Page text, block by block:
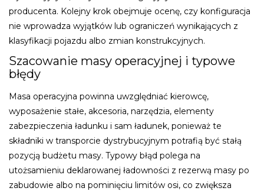
producenta. Kolejny krok obejmuje ocenę, czy konfiguracja
nie wprowadza wyjątków lub ograniczeń wynikających z
klasyfikacji pojazdu albo zmian konstrukcyjnych.
Szacowanie masy operacyjnej i typowe
błędy
Masa operacyjna powinna uwzględniać kierowcę,
wyposażenie stałe, akcesoria, narzędzia, elementy
zabezpieczenia ładunku i sam ładunek, ponieważ te
składniki w transporcie dystrybucyjnym potrafią być stałą
pozycją budżetu masy. Typowy błąd polega na
utożsamieniu deklarowanej ładowności z rezerwą masy po
zabudowie albo na pominięciu limitów osi, co zwiększa